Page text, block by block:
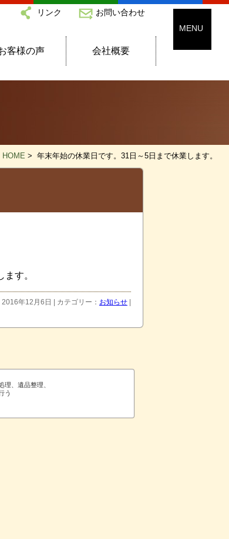
リンク お問い合わせ
客様の声 会社概要
HOME > 年末年始の休業日です。31日～5日まで休業します。
す。
2016年12月6日 | カテゴリー： お知らせ
理、遺品整理、
う